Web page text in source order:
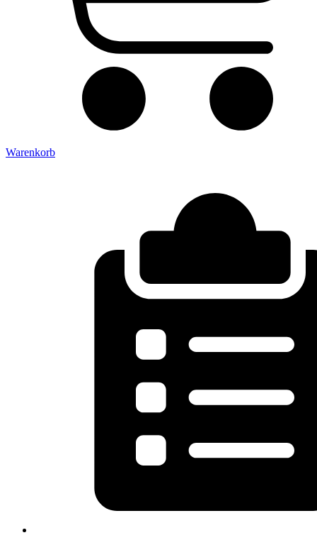
Warenkorb